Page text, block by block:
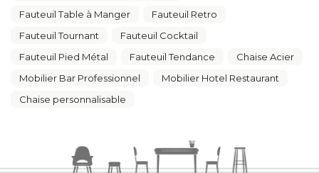
Fauteuil Table à Manger
Fauteuil Retro
Fauteuil Tournant
Fauteuil Cocktail
Fauteuil Pied Métal
Fauteuil Tendance
Chaise Acier
Mobilier Bar Professionnel
Mobilier Hotel Restaurant
Chaise personnalisable